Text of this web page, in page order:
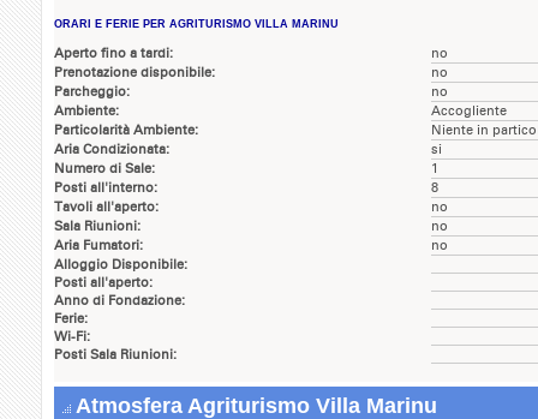
ORARI E FERIE PER AGRITURISMO VILLA MARINU
Aperto fino a tardi:
no
Prenotazione disponibile:
no
Parcheggio:
no
Ambiente:
Accogliente
Particolarità Ambiente:
Niente in
Aria Condizionata:
si
Numero di Sale:
1
Posti all'interno:
8
Tavoli all'aperto:
no
Sala Riunioni:
no
Aria Fumatori:
no
Alloggio Disponibile:
Posti all'aperto:
Anno di Fondazione:
Ferie:
Wi-Fi:
Posti Sala Riunioni:
Atmosfera Agriturismo Villa Marinu